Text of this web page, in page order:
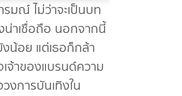
มณ์ ไม่ว่าจะเป็นบท
น่าเชื่อถือ นอกจากนี้
น้อย แต่เธอก็กล้า
จ้าของแบรนด์ความ
การบันเทิงใน